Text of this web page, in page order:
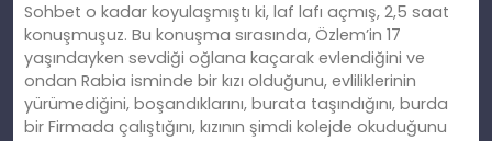
Sohbet o kadar koyulaşmıştı ki, laf lafı açmış, 2,5 saat
konuşmuşuz. Bu konuşma sırasında, Özlem’in 17
yaşındayken sevdiği oğlana kaçarak evlendiğini ve
ondan Rabia isminde bir kızı olduğunu, evliliklerinin
yürümediğini, boşandıklarını, burata taşındığını, burda
bir Firmada çalıştığını, kızının şimdi kolejde okuduğunu